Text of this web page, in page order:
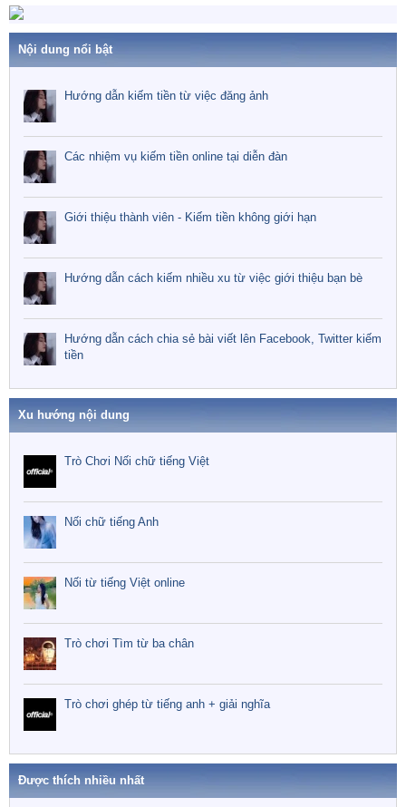
Nội dung nổi bật
Hướng dẫn kiếm tiền từ việc đăng ảnh
Các nhiệm vụ kiếm tiền online tại diễn đàn
Giới thiệu thành viên - Kiếm tiền không giới hạn
Hướng dẫn cách kiếm nhiều xu từ việc giới thiệu bạn bè
Hướng dẫn cách chia sẻ bài viết lên Facebook, Twitter kiếm
tiền
Xu hướng nội dung
Trò Chơi Nối chữ tiếng Việt
Nối chữ tiếng Anh
Nối từ tiếng Việt online
Trò chơi Tìm từ ba chân
Trò chơi ghép từ tiếng anh + giải nghĩa
Được thích nhiều nhất